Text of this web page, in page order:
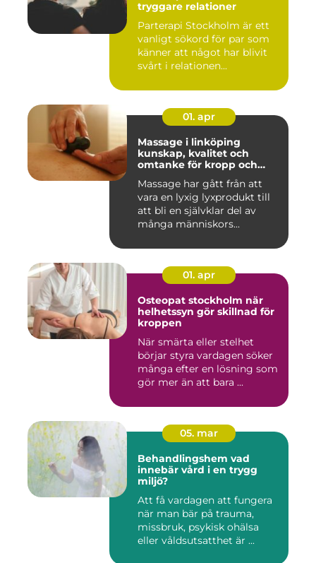
tryggare relationer
Parterapi Stockholm är ett
vanligt sökord för par som
känner att något har blivit
svårt i relationen...
01. apr
Massage i linköping
kunskap, kvalitet och
omtanke för kropp och
Massage har gått från att
vara en lyxig lyxprodukt till
att bli en självklar del av
många människors...
01. apr
Osteopat stockholm när
helhetssyn gör skillnad för
kroppen
När smärta eller stelhet
börjar styra vardagen söker
många efter en lösning som
gör mer än att bara ...
05. mar
Behandlingshem vad
innebär vård i en trygg
miljö?
Att få vardagen att fungera
när man bär på trauma,
missbruk, psykisk ohälsa
eller våldsutsatthet är ...